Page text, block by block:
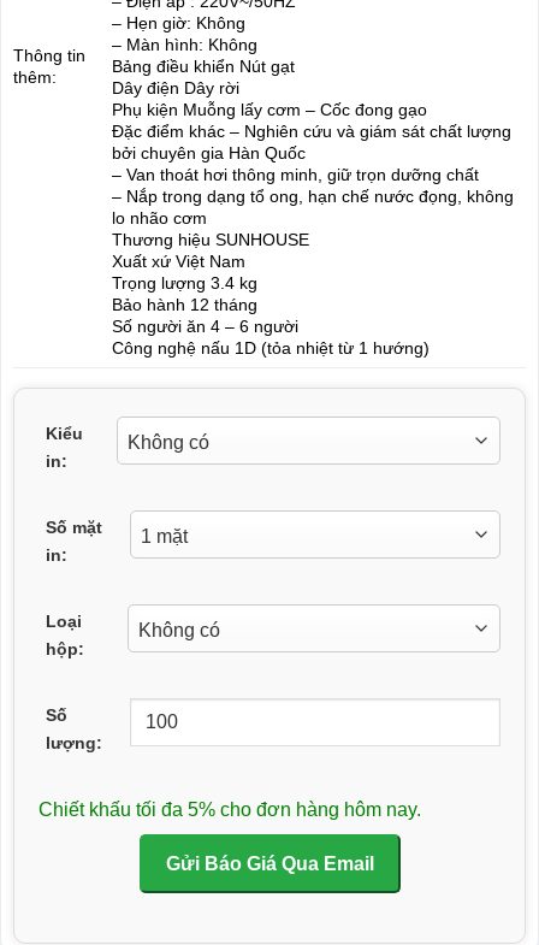
Thông tin
thêm:
– Hẹn giờ: Không
– Màn hình: Không
Bảng điều khiển Nút gạt
Dây điện Dây rời
Phụ kiện Muỗng lấy cơm – Cốc đong gạo
Đặc điểm khác – Nghiên cứu và giám sát chất lượng
bởi chuyên gia Hàn Quốc
– Van thoát hơi thông minh, giữ trọn dưỡng chất
– Nắp trong dạng tổ ong, hạn chế nước đọng, không
lo nhão cơm
Thương hiệu SUNHOUSE
Xuất xứ Việt Nam
Trọng lượng 3.4 kg
Bảo hành 12 tháng
Số người ăn 4 – 6 người
Công nghệ nấu 1D (tỏa nhiệt từ 1 hướng)
Kiểu
in:
Số mặt
in:
Loại
hộp:
Số
lượng:
Chiết khấu tối đa 5% cho đơn hàng hôm nay.
Gửi Báo Giá Qua Email